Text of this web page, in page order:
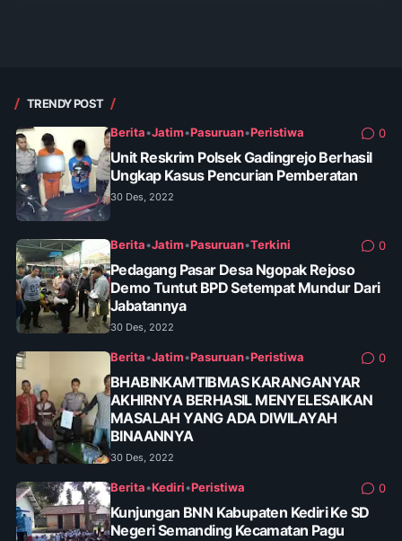
TRENDY POST
Berita•Jatim•Pasuruan•Peristiwa 0
Unit Reskrim Polsek Gadingrejo Berhasil
Ungkap Kasus Pencurian Pemberatan
30 Des, 2022
Berita•Jatim•Pasuruan•Terkini 0
Pedagang Pasar Desa Ngopak Rejoso
Demo Tuntut BPD Setempat Mundur Dari
Jabatannya
30 Des, 2022
Berita•Jatim•Pasuruan•Peristiwa 0
BHABINKAMTIBMAS KARANGANYAR
AKHIRNYA BERHASIL MENYELESAIKAN
MASALAH YANG ADA DIWILAYAH
BINAANNYA
30 Des, 2022
Berita•Kediri•Peristiwa 0
Kunjungan BNN Kabupaten Kediri Ke SD
Negeri Semanding Kecamatan Pagu